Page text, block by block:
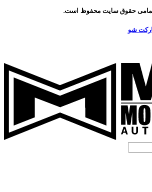
تمامی حقوق سایت محفوظ است.
شو